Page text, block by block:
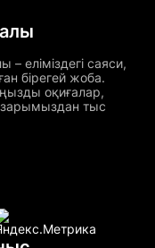
– еліміздегі саяси,
бірегей жоба.
оқиғалар,
тыс